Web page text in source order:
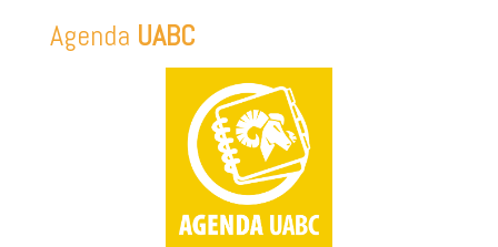
Agenda UABC